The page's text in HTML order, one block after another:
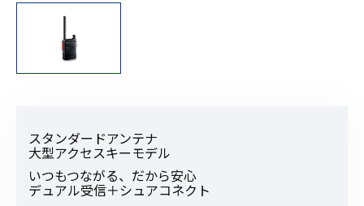
スタンダードアンテナ
大型アクセスキーモデル
いつもつながる、だから安心
デュアル受信＋シュアコネクト